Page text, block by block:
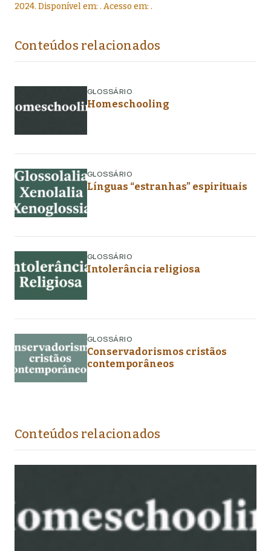
2024. Disponível em: . Acesso em: .
Conteúdos relacionados
GLOSSÁRIO
Homeschooling
GLOSSÁRIO
Línguas “estranhas” espirituais
GLOSSÁRIO
Intolerância religiosa
GLOSSÁRIO
Conservadorismos cristãos
contemporâneos
Conteúdos relacionados